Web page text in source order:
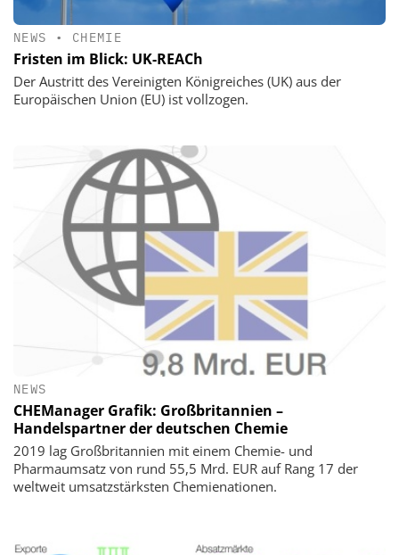
NEWS • CHEMIE
Fristen im Blick: UK-REACh
Der Austritt des Vereinigten Königreiches (UK) aus der
Europäischen Union (EU) ist vollzogen.
NEWS
CHEManager Grafik: Großbritannien –
Handelspartner der deutschen Chemie
2019 lag Großbritannien mit einem Chemie- und
Pharmaumsatz von rund 55,5 Mrd. EUR auf Rang 17 der
weltweit umsatzstärksten Chemienationen.